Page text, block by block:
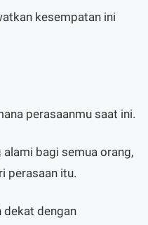
kesempatan ini
perasaanmu saat ini.
alami bagi semua orang,
perasaan itu.
dekat dengan